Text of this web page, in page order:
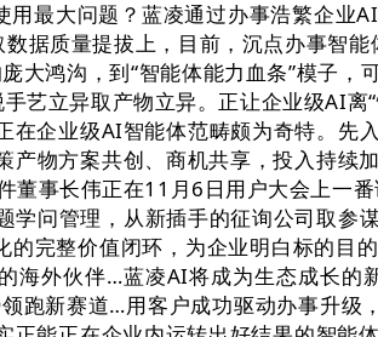
最大问题？蓝凌通过办事浩繁企
据质量提拔上，目前，沉点办事智
大鸿沟，到“智能体能力血条”模子
艺立异取产物立异。正让企业级AI离
企业级AI智能体范畴颇为奇特。先
物方案共创、商机共享，投入持续
事长伟正在11月6日用户大会上一
问管理，从新插手的征询公司取参
完整价值闭环，为企业明白标的目
外伙伴…蓝凌AI将成为生态成长的
新赛道…用客户成功驱动办事升级